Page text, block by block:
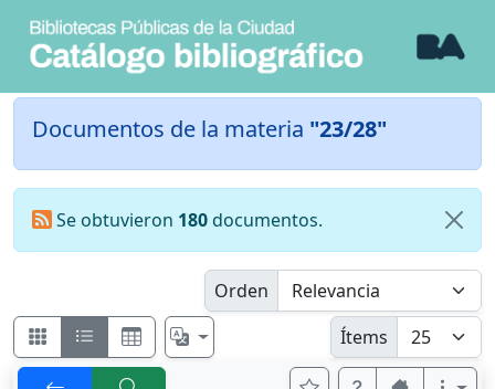
Documentos de la materia "23/28"
Se obtuvieron 180documentos.
Orden
Ítems